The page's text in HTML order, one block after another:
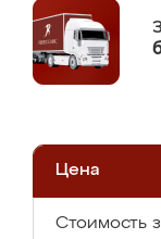
Цена
Стоимость